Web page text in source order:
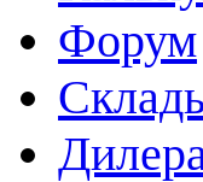
Форум